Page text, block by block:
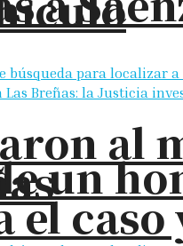
un
el
al